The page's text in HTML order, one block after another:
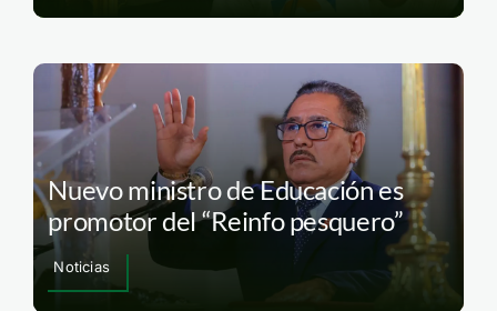
Nuevo ministro de Educación es
promotor del “Reinfo pesquero”
Noticias